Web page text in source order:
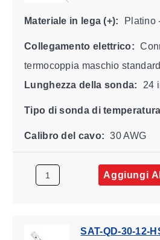
Materiale in lega (+): Platino
Collegamento elettrico:
termocoppia maschio standard
Lunghezza della sonda:
24
Tipo di sonda di
Calibro del cavo: 30 AWG
Aggiungi
SAT-QD-30-12-